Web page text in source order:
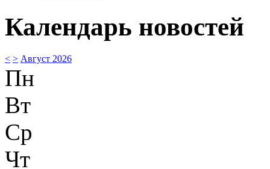
Календарь новостей
< > Август 2026
Пн
Вт
Ср
Чт